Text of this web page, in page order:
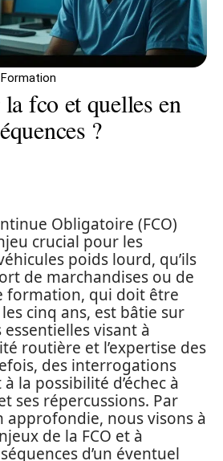
Formation
fco et quelles en
?
Obligatoire (FCO)
crucial pour les
poids lourd, qu’ils
de marchandises ou de
formation, qui doit être
cinq ans, est bâtie sur
visant à
routière et l’expertise des
des interrogations
la possibilité d’échec à
ses répercussions. Par
approfondie, nous visons à
de la FCO et à
d’un éventuel